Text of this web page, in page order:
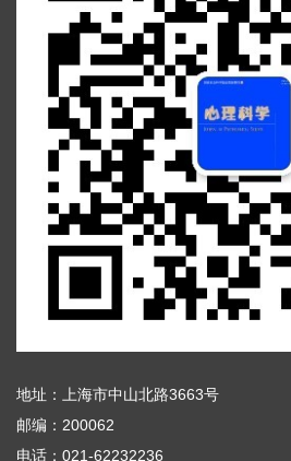
地址：上海市中山北路3663号
邮编：200062
电话：021-62232236